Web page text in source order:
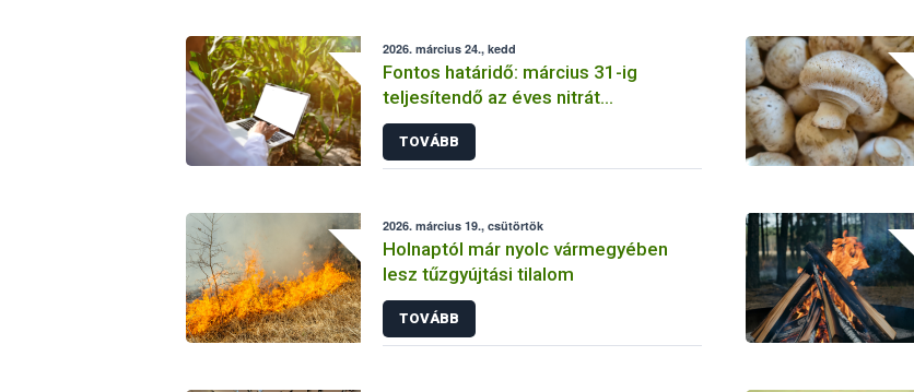
2026. március 24., kedd
Fontos határidő: március 31-ig
teljesítendő az éves nitrát
adatszolgáltatás
TOVÁBB
2026. március 19., csütörtök
Holnaptól már nyolc vármegyében
lesz tűzgyújtási tilalom
TOVÁBB